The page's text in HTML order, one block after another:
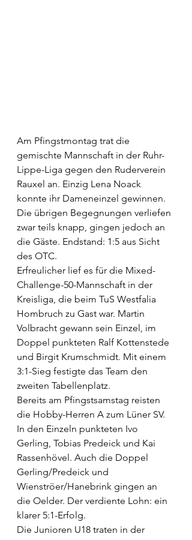
Am Pfingstmontag trat die
gemischte Mannschaft in der Ruhr-
Lippe-Liga gegen den Ruderverein
Rauxel an. Einzig Lena Noack
konnte ihr Dameneinzel gewinnen.
Die übrigen Begegnungen verliefen
zwar teils knapp, gingen jedoch an
die Gäste. Endstand: 1:5 aus Sicht
des OTC.
Erfreulicher lief es für die Mixed-
Challenge-50-Mannschaft in der
Kreisliga, die beim TuS Westfalia
Hombruch zu Gast war. Martin
Volbracht gewann sein Einzel, im
Doppel punkteten Ralf Kottenstede
und Birgit Krumschmidt. Mit einem
3:1-Sieg festigte das Team den
zweiten Tabellenplatz.
Bereits am Pfingstsamstag reisten
die Hobby-Herren A zum Lüner SV.
In den Einzeln punkteten Ivo
Gerling, Tobias Predeick und Kai
Rassenhövel. Auch die Doppel
Gerling/Predeick und
Wienströer/Hanebrink gingen an
die Oelder. Der verdiente Lohn: ein
klarer 5:1-Erfolg.
Die Junioren U18 traten in der